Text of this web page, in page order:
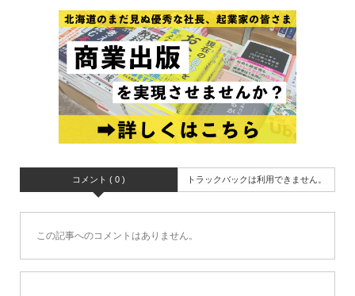
コメント ( 0 ) トラックバックは利用できません。
この記事へのコメントはありません。